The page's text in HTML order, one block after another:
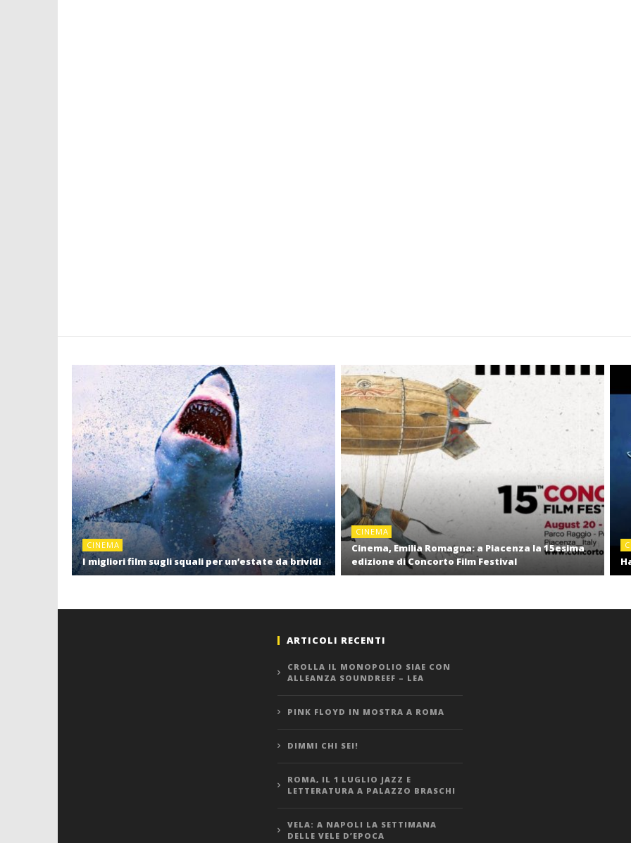
CINEMA
I migliori film sugli squali per un’estate da brividi
CINEMA
Cinema, Emilia Romagna: a Piacenza la 15esima
edizione di Concorto Film Festival
ARTICOLI RECENTI
CROLLA IL MONOPOLIO SIAE CON
ALLEANZA SOUNDREEF – LEA
PINK FLOYD IN MOSTRA A ROMA
DIMMI CHI SEI!
ROMA, IL 1 LUGLIO JAZZ E
LETTERATURA A PALAZZO BRASCHI
VELA: A NAPOLI LA SETTIMANA
DELLE VELE D’EPOCA